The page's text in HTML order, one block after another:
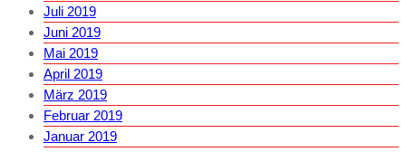
Juli 2019
Juni 2019
Mai 2019
April 2019
März 2019
Februar 2019
Januar 2019